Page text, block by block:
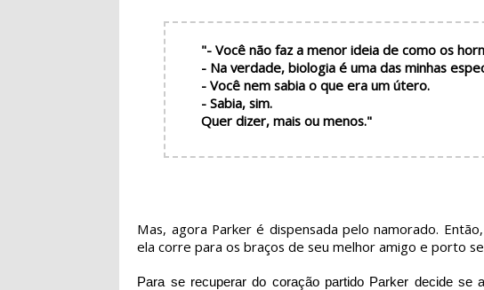
"- Você não faz a menor ideia de como os
- Na verdade, biologia é uma das minhas
- Você nem sabia o que era um útero.
- Sabia, sim.
Quer dizer, mais ou menos."
Mas, agora Parker é dispensada pelo namorado.
ela corre para os braços de seu melhor amigo e porto
Para se recuperar do coração partido Parker decide